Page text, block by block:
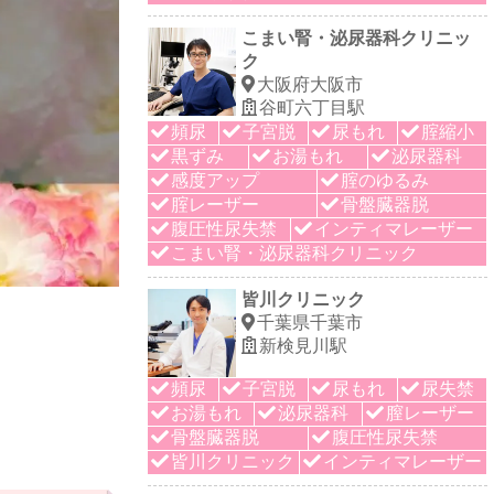
こまい腎・泌尿器科クリニッ
ク
大阪府大阪市
谷町六丁目駅
頻尿
子宮脱 尿もれ
腟縮小
黒ずみ
お湯もれ
泌尿器科
感度アップ
腟のゆるみ
腟レーザー
骨盤臓器脱
腹圧性尿失禁
インティマレーザー
こまい腎・泌尿器科クリニック
皆川クリニック
千葉県千葉市
新検見川駅
頻尿 子宮脱 尿もれ
尿失禁
お湯もれ
泌尿器科
膣レーザー
骨盤臓器脱
腹圧性尿失禁
皆川クリニック
インティマレーザー